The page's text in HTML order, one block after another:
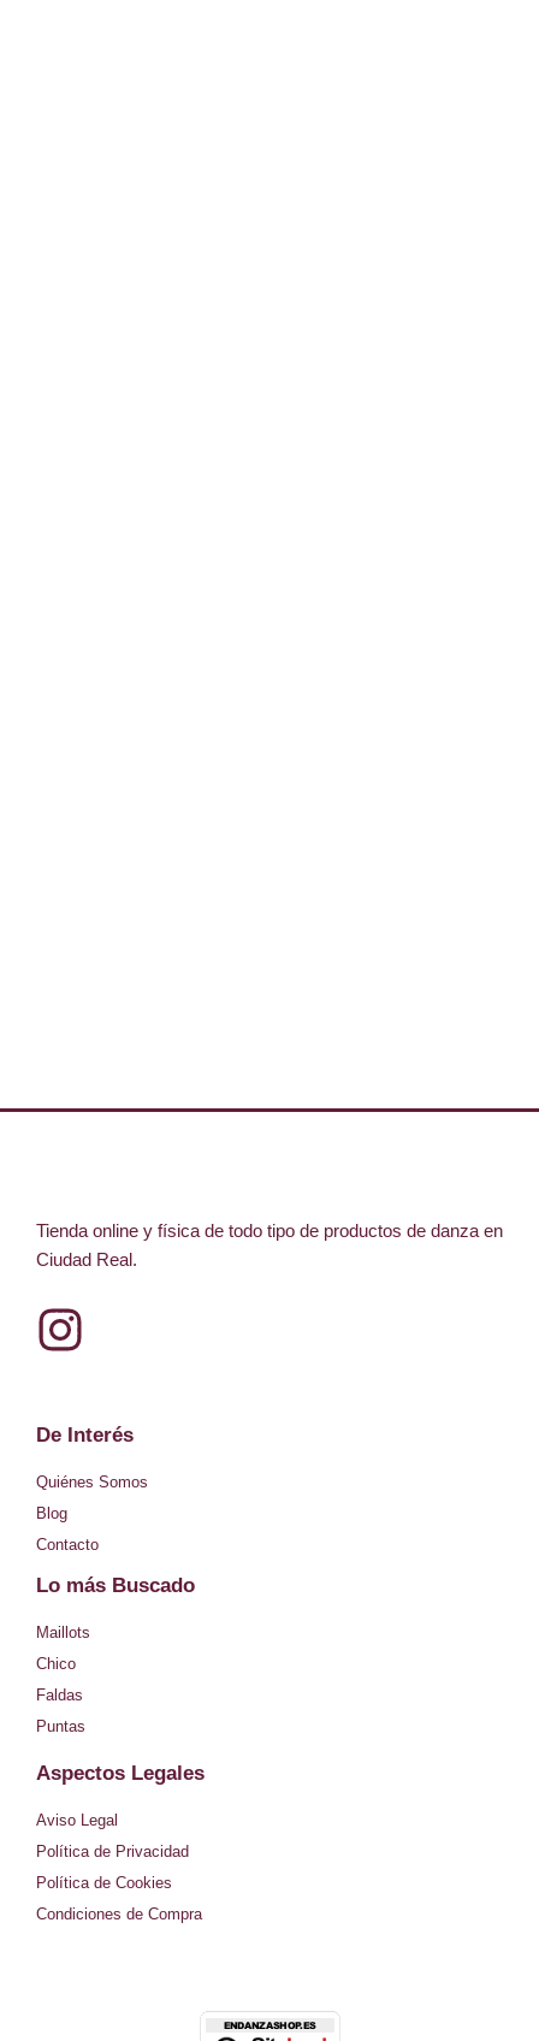
Tienda online y física de todo tipo de productos de danza en
Ciudad Real.
I
s
t
a
g
r
a
m
De Interés
Quiénes Somos
Blog
Contacto
Lo más Buscado
Maillots
Chico
Faldas
Puntas
Aspectos Legales
Aviso Legal
Política de Privacidad
Política de Cookies
Condiciones de Compra